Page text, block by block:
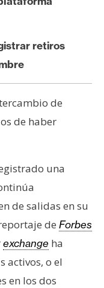
retiros
de
de haber
una
de salidas en su
de Forbes
exchange ha
activos, o el
en los dos